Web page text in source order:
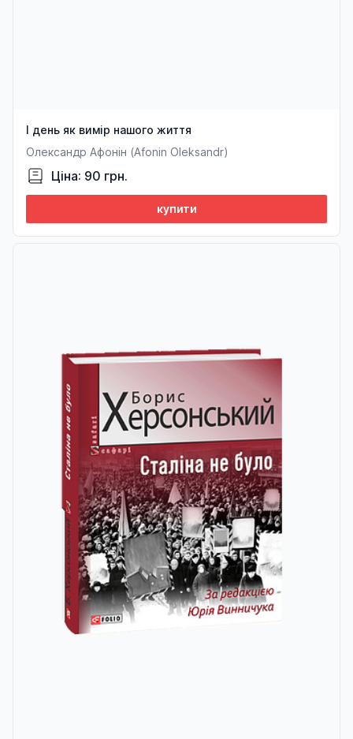
І день як вимір нашого життя
Олександр Афонін (Afonin Oleksandr)
Ціна: 90 грн.
купити